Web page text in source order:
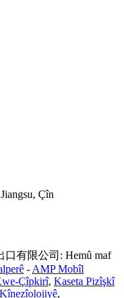
Çîn
口有限公司: Hemû maf
- AMP Mobîl
Çîpkirî, Kaseta Pizîşkî
,